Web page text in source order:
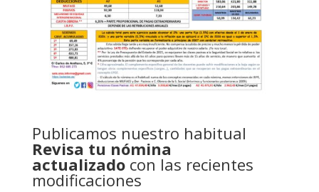
Publicamos nuestro habitual
Revisa tu nómina
actualizado con las recientes
modificaciones